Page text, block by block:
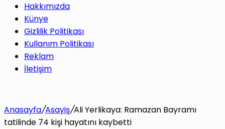
Hakkımızda
Künye
Gizlilik Politikası
Kullanım Politikası
Reklam
İletişim
Anasayfa/Asayiş/Ali Yerlikaya: Ramazan Bayramı
tatilinde 74 kişi hayatını kaybetti